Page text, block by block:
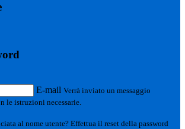
E-mail Verrà inviato un messaggio
le istruzioni necessarie.
al nome utente? Effettua il reset della password